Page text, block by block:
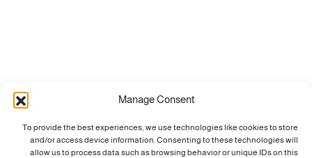
Manage Consent
To provide the best experiences, we use technologies like cookies to store
and/or access device information. Consenting to these technologies will
allow us to process data such as browsing behavior or unique IDs on this